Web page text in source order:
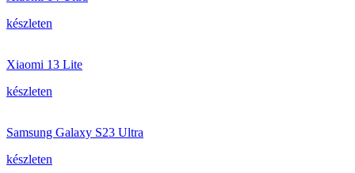
készleten
Xiaomi 13 Lite
készleten
Samsung Galaxy S23 Ultra
készleten